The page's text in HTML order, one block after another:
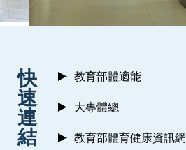
快
速
連
結
教育部體適能
大專體總
教育部體育健康資訊網